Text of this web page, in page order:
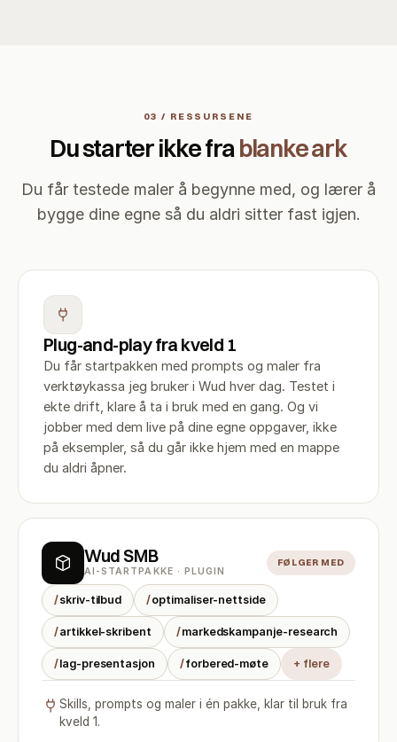
03 / RESSURSENE
Du starter ikke frablanke ark
Du får testede maler å begynne med, og lærer å
bygge dine egne så du aldri sitter fast igjen.
Plug-and-play fra kveld 1
Du får startpakken med prompts og maler fra
verktøykassa jeg bruker i Wud hver dag. Testet i
ekte drift, klare å ta i bruk med en gang. Og vi
jobber med dem live på dine egne oppgaver, ikke
på eksempler, så du går ikke hjem med en mappe
du aldri åpner.
Wud SMB
AI-STARTPAKKE · PLUGIN
FØLGER MED
/skriv-tilbud /optimaliser-nettside
/artikkel-skribent /markedskampanje-research
/lag-presentasjon /forbered-møte + flere
Skills, prompts og maler i én pakke, klar til bruk fra
kveld 1.